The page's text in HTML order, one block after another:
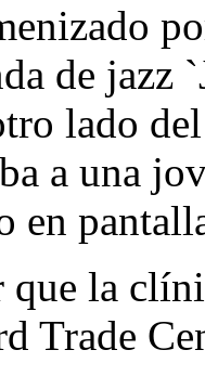
de jazz
lado
a una
la
Trade